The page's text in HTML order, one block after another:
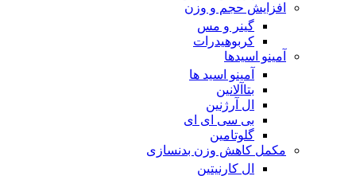
افزایش حجم و وزن
گینر و مس
کربوهیدرات
آمینو اسیدها
آمینو اسید ها
بتاآلانین
ال آرژنین
بی سی ای ای
گلوتامین
مکمل کاهش وزن بدنسازی
ال کارنیتین